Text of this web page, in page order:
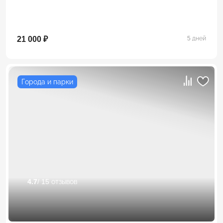
21 000 ₽ 5 дней
Города и парки
4.7/ 15 отзывов